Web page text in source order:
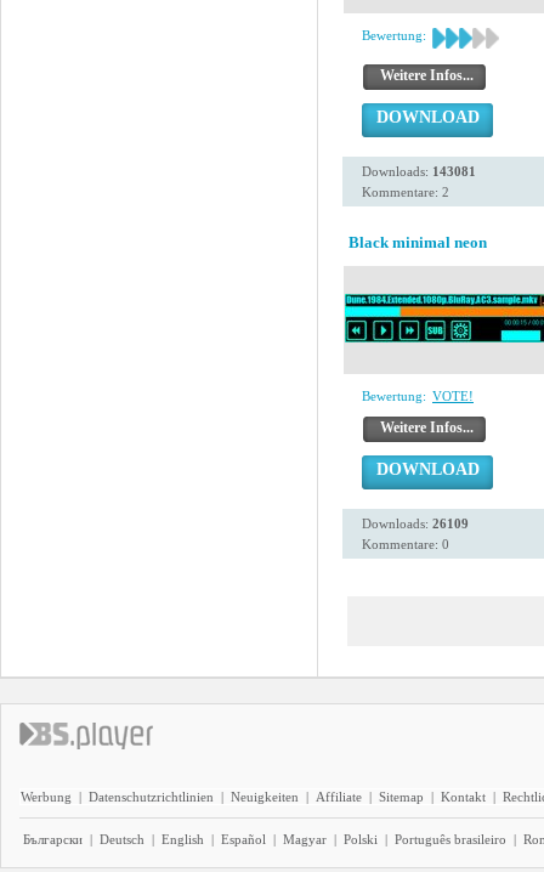
Bewertung:
Weitere Infos...
DOWNLOAD
Downloads: 143081
Kommentare: 2
Black minimal neon
Bewertung: VOTE!
Weitere Infos...
DOWNLOAD
Downloads: 26109
Kommentare: 0
Werbung | Datenschutzrichtlinien | Neuigkeiten | Affiliate | Sitemap | Kontakt |
Български | Deutsch | English | Español | Magyar | Polski | Português brasileiro |